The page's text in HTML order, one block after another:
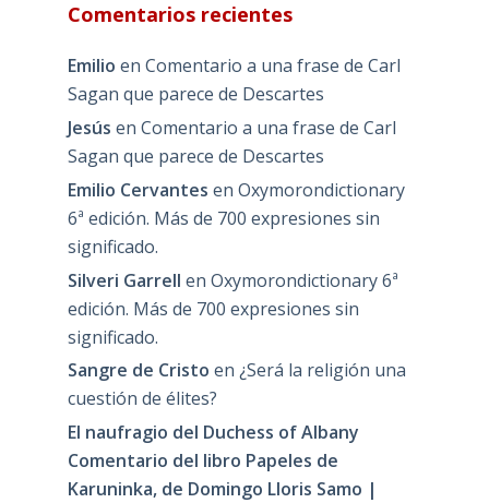
Comentarios recientes
Emilio en Comentario a una frase de Carl
Sagan que parece de Descartes
Jesús en Comentario a una frase de Carl
Sagan que parece de Descartes
Emilio Cervantes en Oxymorondictionary
6ª edición. Más de 700 expresiones sin
significado.
Silveri Garrell en Oxymorondictionary 6ª
edición. Más de 700 expresiones sin
significado.
Sangre de Cristo en ¿Será la religión una
cuestión de élites?
El naufragio del Duchess of Albany
Comentario del libro Papeles de
Karuninka, de Domingo Lloris Samo |